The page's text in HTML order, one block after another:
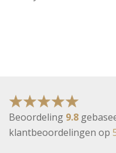
Beoordeling 9.8
klantbeoordelingen op